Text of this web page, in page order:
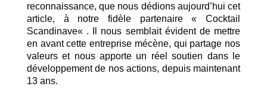
reconnaissance, que nous dédions aujourd’hui cet
article, à notre fidèle partenaire «Cocktail
Scandinave« . Il nous semblait évident de mettre
en avant cette entreprise mécène, qui partage nos
valeurs et nous apporte un réel soutien dans le
développement de nos actions, depuis maintenant
13 ans.